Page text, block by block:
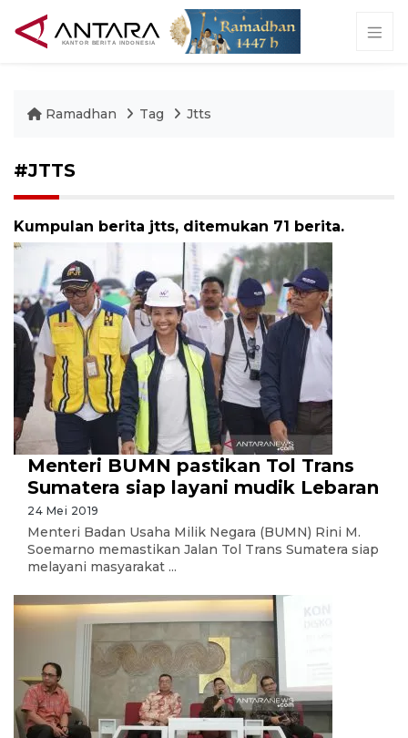
Ramadhan Tag Jtts
#JTTS
Kumpulan berita jtts, ditemukan 71 berita.
Menteri BUMN pastikan Tol Trans
Sumatera siap layani mudik Lebaran
24 Mei 2019
Menteri Badan Usaha Milik Negara (BUMN) Rini M.
Soemarno memastikan Jalan Tol Trans Sumatera siap
melayani masyarakat ...